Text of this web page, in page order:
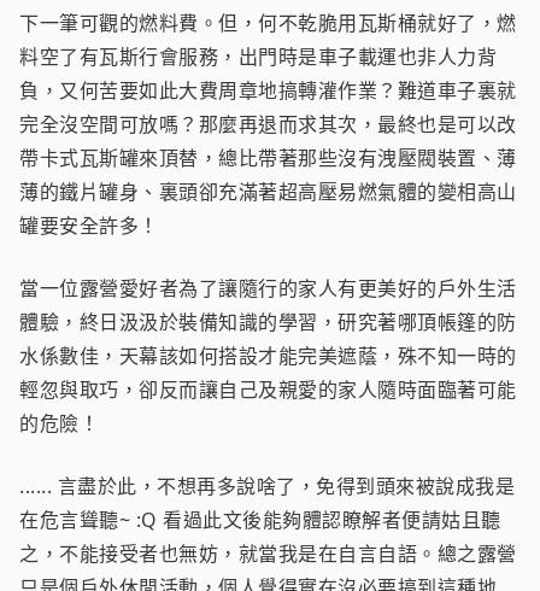
下一筆可觀的燃料費。但，何不乾脆用瓦斯桶就好了，燃
料空了有瓦斯行會服務，出門時是車子載運也非人力背
負，又何苦要如此大費周章地搞轉灌作業？難道車子裏就
完全沒空間可放嗎？那麼再退而求其次，最終也是可以改
帶卡式瓦斯罐來頂替，總比帶著那些沒有洩壓閥裝置、薄
薄的鐵片罐身、裏頭卻充滿著超高壓易燃氣體的變相高山
罐要安全許多！
當一位露營愛好者為了讓隨行的家人有更美好的戶外生活
體驗，終日汲汲於裝備知識的學習，研究著哪頂帳篷的防
水係數佳，天幕該如何搭設才能完美遮蔭，殊不知一時的
輕忽與取巧，卻反而讓自己及親愛的家人隨時面臨著可能
的危險！
...... 言盡於此，不想再多說啥了，免得到頭來被說成我是
在危言聳聽~ :Q 看過此文後能夠體認瞭解者便請姑且聽
之，不能接受者也無妨，就當我是在自言自語。總之露營